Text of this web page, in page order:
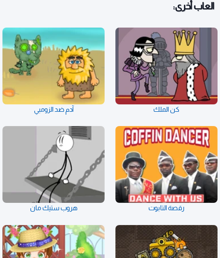
العاب أخرى:
كن الملك آدم ضد الزومبي
رقصة التابوت هروب ستيك مان